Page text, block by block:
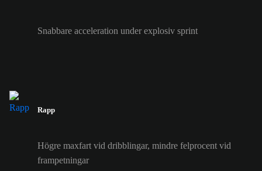
Snabbare acceleration under explosiv sprint
Rapp
Högre maxfart vid dribblingar, mindre felprocent vid
frampetningar